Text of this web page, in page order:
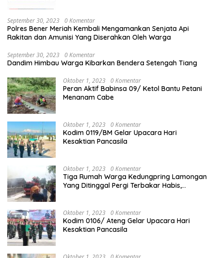
September 30, 2023 0 Komentar
Polres Bener Meriah Kembali Mengamankan Senjata Api
Rakitan dan Amunisi Yang Diserahkan Oleh Warga
September 30, 2023 0 Komentar
Dandim Himbau Warga Kibarkan Bendera Setengah Tiang
Oktober 1, 2023 0 Komentar
Peran Aktif Babinsa 09/ Ketol Bantu Petani
Menanam Cabe
Oktober 1, 2023 0 Komentar
Kodim 0119/BM Gelar Upacara Hari
Kesaktian Pancasila
Oktober 1, 2023 0 Komentar
Tiga Rumah Warga Kedungpring Lamongan
Yang Ditinggal Pergi Terbakar Habis,
Oktober 1, 2023 0 Komentar
Kodim 0106/ Ateng Gelar Upacara Hari
Kesaktian Pancasila